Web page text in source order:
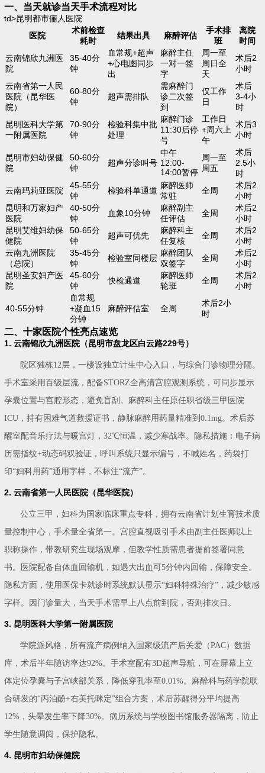
一、当天就诊当天手术流程对比
td>昆明都市俪人医院
医院
术前检查
耗时
结果出具 麻醉评估
手术排
班
离院
时间
云南锦欣九洲医
院
35-40分
钟
血常规+超声
+心电图同步
出
麻醉主任
一对一签
字
周一至
周日全
天
术后2
小时
云南省第一人民
医院（昆华医
院）
60-80分
钟
超声需排队
需麻醉门
诊二次签
到
仅工作
日
术后
3-4小
时
昆明医科大学第
一附属医院
70-90分
钟
检验科集中批
处理
麻醉门诊
11:30后停
号
工作日
+周六上
午
术后3
小时
昆明市妇幼保健
院
50-60分
钟
超声分诊叫号
中午
12:00-
14:00暂停
周一至
周五
术后
2.5小
时
云南玛莉亚医院
45-55分
钟
检验科单通道
麻醉医师
常驻
全周
术后2
小时
昆明和万家妇产
医院
40-50分
钟
血象10分钟
麻醉副主
任评估
全周
术后2
小时
昆明艾维妇幼保
健院
50-65分
钟
超声可优先
麻醉科主
任复核
全周
术后2
小时
云南九洲医院
（总院）
35-45分
钟
检验室同楼层
麻醉团队
双签字
全周
术后2
小时
昆明圣安妇产医
院
45-60分
钟
快检通道
麻醉医师
轮班
全周
术后2
小时
40-55分钟
血常规
+凝血15
分钟
麻醉评估室 全周
术后2小
时
二、十家医院个性亮点速览
1. 云南锦欣九洲医院（昆明市盘龙区白云路229号）
院区独栋12层，一楼设独立计生中心入口，与综合门诊物理分隔。
手术室采用百级层流，配备STORZ全高清宫腔观测系统，可同步显示
孕囊位置与宫腔形态，避免盲刮。麻醉科主任原任职省级三甲医院
ICU，持有困难气道救援证书，静脉麻醉用药量精准到0.1mg。术后苏
醒室配音乐疗法与暖宫灯，32℃恒温，减少寒战率。隐私措施：电子病
历需指纹+动态码双验证，呼叫系统只显示编号，不喊姓名，药袋打
印“妇科用药”通用字样，不标注“流产”。
2. 云南省第一人民医院（昆华医院）
公立三甲，妇科为国家临床重点专科，拥有云南省计划生育技术质
量控制中心，手术量全省第一。宫腔直视吸引手术由副主任医师以上
职称操作，带教研究生现场观摩，但教学性质需患者提前签署同意
书。医院配备自体血回输机，如遇大出血可5分钟内回输，保障安全。
隐私方面，使用医保卡就诊时系统默认显示“妇科特殊治疗”，减少敏感
字样。因门诊量大，当天手术需早上八点前到院，否则排次日。
3. 昆明医科大学第一附属医院
学院派风格，所有流产病例纳入国家级流产后关爱（PAC）数据
库，术后半年随访率达92%。手术室配有3D超声导航，可在屏幕上立
体定位孕囊与子宫峡部关系，降低穿孔率至0.01%。麻醉科与药学院联
合研发的“丙泊酚+右美托咪定”组合方案，术后苏醒得分平均提高
12%，头晕发生率下降30%。病历系统与学校图书馆服务器隔离，防止
学生随意调阅，保护隐私。
4. 昆明市妇幼保健院